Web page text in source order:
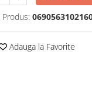
Produs:
Adauga la Favorite